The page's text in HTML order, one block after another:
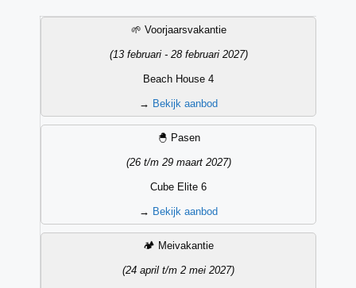
Datum Accommodatietype
🌱 Voorjaarsvakantie
(13 februari - 28 februari 2027)
Beach House 4
→ Bekijk aanbod
🐣 Pasen
(26 t/m 29 maart 2027)
Cube Elite 6
→ Bekijk aanbod
🏕️ Meivakantie
(24 april t/m 2 mei 2027)